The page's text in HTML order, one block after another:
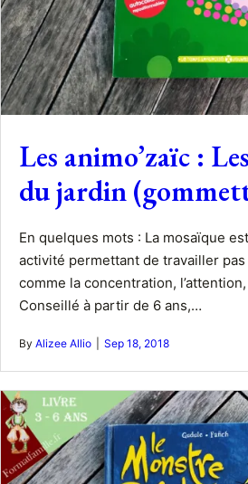
Les animo’zaïc :
du jardin
En quelques mots : La mosaïque
activité permettant de travailler
comme la concentration,
Conseillé à partir de 6 ans,…
By Alizee Allio Sep 18, 2018